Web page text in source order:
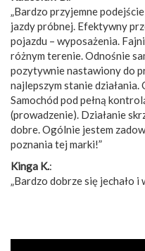
„Bardzo przyjemne
jazdy próbnej. Efektywny
pojazdu – wyposażenia.
różnym terenie. Odnośnie
pozytywnie nastawiony do
najlepszym stanie działania.
Samochód pod pełną
(prowadzenie). Działanie
dobre. Ogólnie jestem
poznania tej marki!”
Kinga K.:
„Bardzo dobrze się jechało i